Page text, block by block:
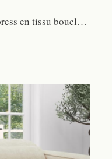
Canapé 4 places convertible express en tissu bouclette beige - Couchage lattes larges 160 cm - Matelas 18 cm CALITO